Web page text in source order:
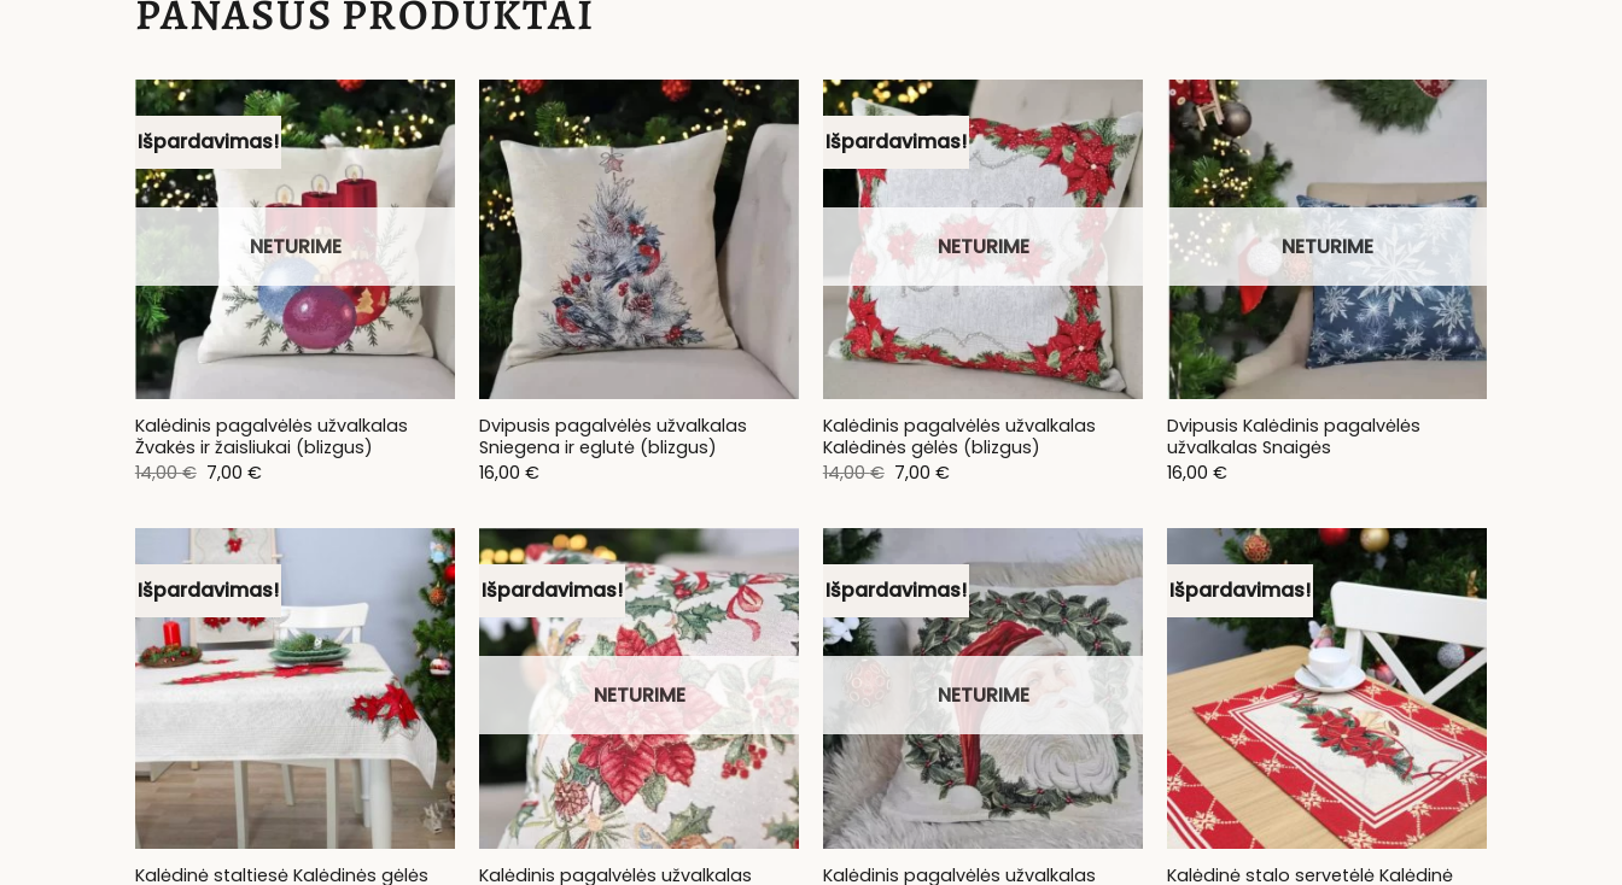
PANAŠŪS PRODUKTAI
Išpardavimas!
NETURIME
Kalėdinis pagalvėlės užvalkalas
Žvakės ir žaisliukai (blizgus)
14,00€ Original
price
7,00€Current
Dvipusis pagalvėlės užvalkalas
Sniegena ir eglutė (blizgus)
16,00 €
Išpardavimas!
NETURIME
Kalėdinis pagalvėlės užvalkalas
Kalėdinės gėlės (blizgus)
14,00€ Original
price
7,00€Current
NETURIME
Dvipusis Kalėdinis pagalvėlės
užvalkalas Snaigės
16,00 €
Išpardavimas!
Kalėdinė staltiesė Kalėdinės gėlės
Išpardavimas!
NETURIME
Kalėdinis pagalvėlės užvalkalas
Išpardavimas!
NETURIME
Kalėdinis pagalvėlės užvalkalas
Išpardavimas!
Kalėdinė stalo servetėlė Kalėdinė